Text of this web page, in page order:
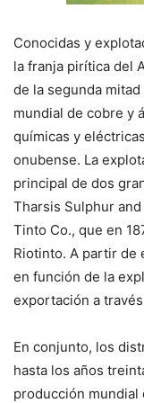
Conocidas y
la franja pirítica del
de la segunda
mundial de cobre y
químicas y
onubense. La
principal de dos
Tharsis Sulphur
Tinto Co., que en
Riotinto. A partir de
en función de la
exportación a
En conjunto, los
hasta los años
producción mundial